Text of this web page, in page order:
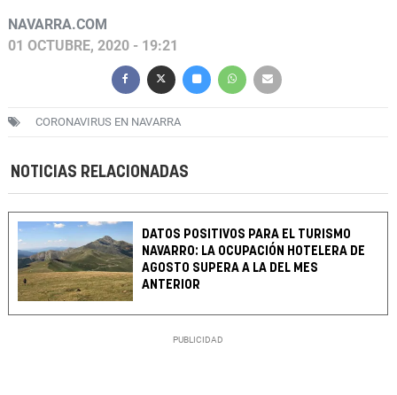
NAVARRA.COM
01 OCTUBRE, 2020 - 19:21
CORONAVIRUS EN NAVARRA
NOTICIAS RELACIONADAS
DATOS POSITIVOS PARA EL TURISMO
NAVARRO: LA OCUPACIÓN HOTELERA DE
AGOSTO SUPERA A LA DEL MES
ANTERIOR